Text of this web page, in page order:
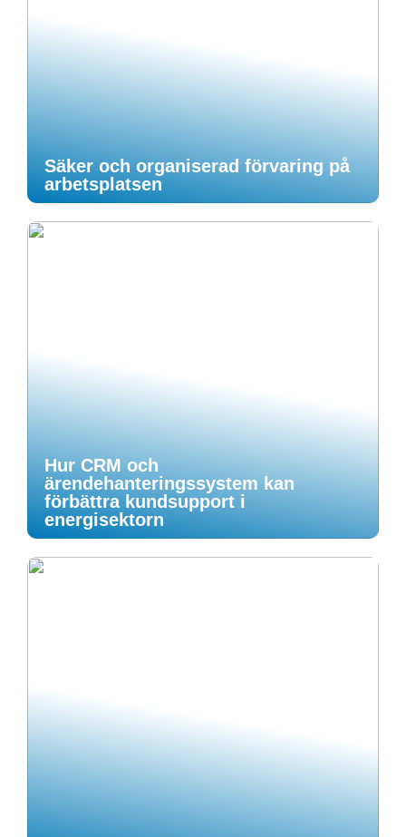
Säker och organiserad förvaring på
arbetsplatsen
Hur CRM och
ärendehanteringssystem kan
förbättra kundsupport i
energisektorn